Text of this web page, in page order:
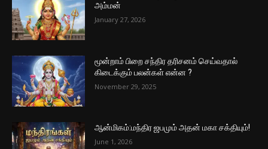
அம்மன்
January 27, 2026
மூன்றாம் பிறை சந்திர தரிசனம் செய்வதால்
கிடைக்கும் பலன்கள் என்ன ?
November 29, 2025
ஆன்மிகம்:மந்திர ஜபமும் அதன் மகா சக்தியும்!
June 1, 2026